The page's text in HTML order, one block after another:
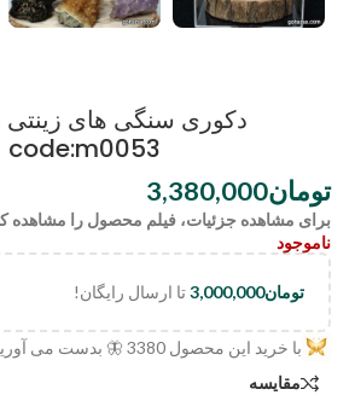
دکوری سنگی های
code:m0053
تومان3,380,000
برای مشاهده جزئیات، فیلم محصول را مشاهده
ناموجود
تومان3,000,000تا ارسال رایگان!
با خرید این محصول 3380 🦋 بدست می
مقایسه